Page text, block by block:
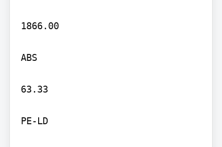
1866.00
ABS
63.33
PE-LD